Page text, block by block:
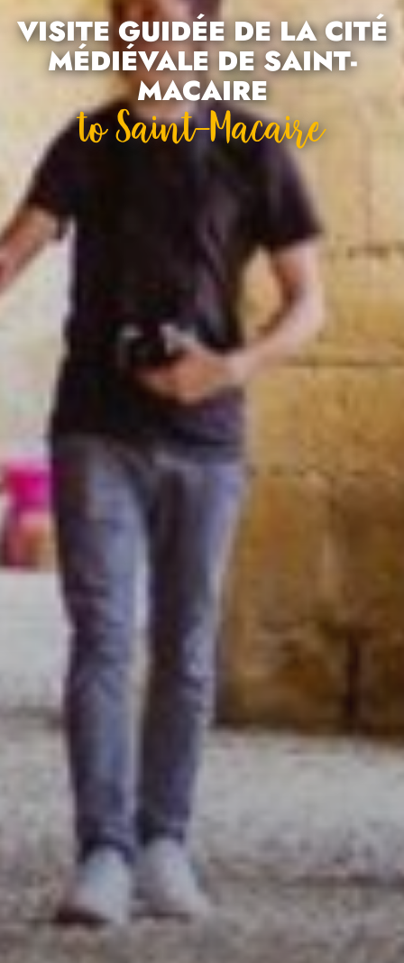
VISITE GUIDÉE DE LA CITÉ
MÉDIÉVALE DE SAINT-
MACAIRE
To Saint-Macaire